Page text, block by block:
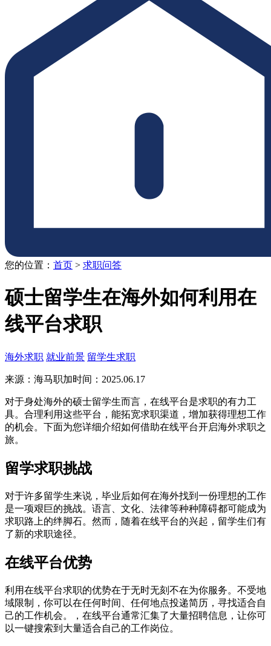
您的位置： 首页 > 求职问答
硕士留学生在海外如何利用在
线平台求职
海外求职 就业前景 留学生求职
来源：海马职加时间：2025.06.17
对于身处海外的硕士留学生而言，在线平台是求职的有力工
具。合理利用这些平台，能拓宽求职渠道，增加获得理想工作
的机会。下面为您详细介绍如何借助在线平台开启海外求职之
旅。
留学求职挑战
对于许多留学生来说，毕业后如何在海外找到一份理想的工作
是一项艰巨的挑战。语言、文化、法律等种种障碍都可能成为
求职路上的绊脚石。然而，随着在线平台的兴起，留学生们有
了新的求职途径。
在线平台优势
利用在线平台求职的优势在于无时无刻不在为你服务。不受地
域限制，你可以在任何时间、任何地点投递简历，寻找适合自
己的工作机会。，在线平台通常汇集了大量招聘信息，让你可
以一键搜索到大量适合自己的工作岗位。